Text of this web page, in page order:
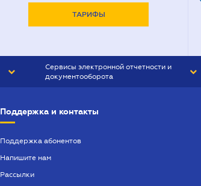
ТАРИФЫ
Сервисы электронной отчетности и
документооборота
Поддержка и контакты
Поддержка абонентов
Напишите нам
Рассылки